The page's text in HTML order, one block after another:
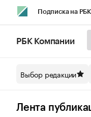
Подписка на РБК
Спецпроекты
Технологии и
РБК Компании
Выбор редакции
Лента